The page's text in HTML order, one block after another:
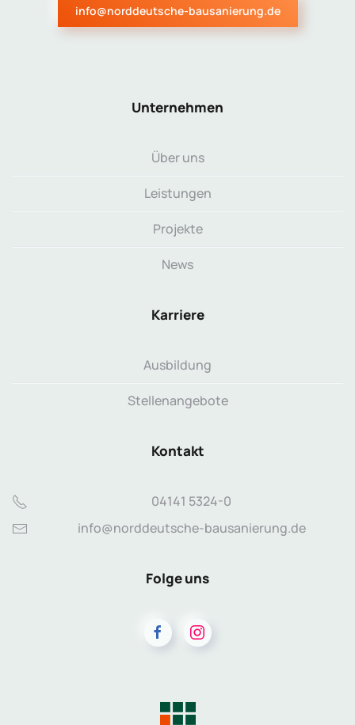
info@norddeutsche-bausanierung.de
Unternehmen
Über uns
Leistungen
Projekte
News
Karriere
Ausbildung
Stellenangebote
Kontakt
04141 5324-0
info@norddeutsche-bausanierung.de
Folge uns